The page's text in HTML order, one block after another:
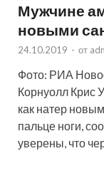
Мужчине
новыми
24.10.2019 - от
Фото: РИА
Корнуолл Крис
как натер
пальце ноги,
уверены, что